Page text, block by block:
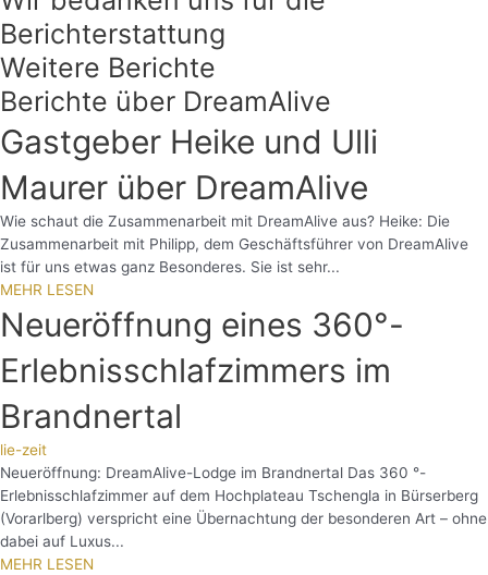
Berichterstattung
Weitere Berichte
Berichte über DreamAlive
Gastgeber Heike und Ulli
Maurer über DreamAlive
Wie schaut die Zusammenarbeit mit DreamAlive aus? Heike: Die
Zusammenarbeit mit Philipp, dem Geschäftsführer von DreamAlive
ist für uns etwas ganz Besonderes. Sie ist sehr...
MEHR LESEN
Neueröffnung eines 360°-
Erlebnisschlafzimmers im
Brandnertal
lie-zeit
Neueröffnung: DreamAlive-Lodge im Brandnertal Das 360 °-
Erlebnisschlafzimmer auf dem Hochplateau Tschengla in Bürserberg
(Vorarlberg) verspricht eine Übernachtung der besonderen Art – ohne
dabei auf Luxus...
MEHR LESEN